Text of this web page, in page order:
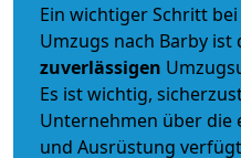
Ein wichtiger Schritt
Umzugs nach Barby ist
zuverlässigen
Es ist wichtig,
Unternehmen über
und Ausrüstung